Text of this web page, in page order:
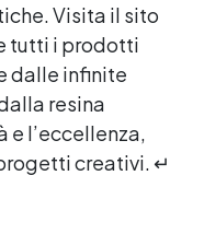
. Visita il sito
tutti i prodotti
dalle infinite
resina
e l’eccellenza,
creativi. ↵